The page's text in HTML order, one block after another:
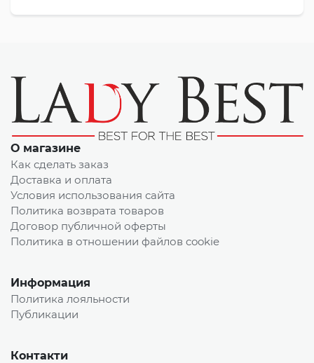
О магазине
Как сделать заказ
Доставка и оплата
Условия использования сайта
Политика возврата товаров
Договор публичной оферты
Политика в отношении файлов cookie
Информация
Политика лояльности
Публикации
Контакти